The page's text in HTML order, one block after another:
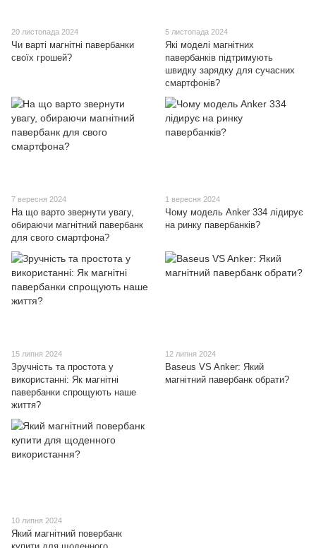
20 листопада 2024
Чи варті магнітні павербанки
своїх грошей?
5 листопада 2024
Які моделі магнітних
павербанків підтримують
швидку зарядку для сучасних
смартфонів?
7 вересня 2024
На що варто звернути увагу,
обираючи магнітний павербанк
для свого смартфона?
1 вересня 2024
Чому модель Anker 334 лідирує
на ринку павербанків?
15 липня 2024
Зручність та простота у
використанні: Як магнітні
павербанки спрощують наше
життя?
12 липня 2024
Baseus VS Anker: Який
магнітний павербанк обрати?
10 липня 2024
Який магнітний повербанк